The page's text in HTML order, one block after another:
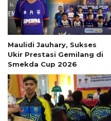
Maulidi Jauhary, Sukses
Ukir Prestasi Gemilang di
Smekda Cup 2026